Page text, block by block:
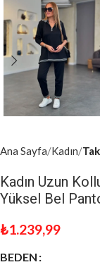
Ana Sayfa Kadın
Kadın Uzun
Yüksel Bel
₺1.239,99
BEDEN